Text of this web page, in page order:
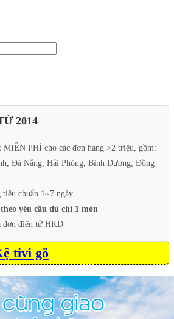
2014
MIỄN PHÍ cho các đơn hàng >2 triệu, gồm:
Đà Nẵng, Hải Phòng, Bình Dương, Đồng
chuẩn 1~7 ngày
yêu cầu dù chỉ 1 món
đơn điện tử HKD
tivi gỗ